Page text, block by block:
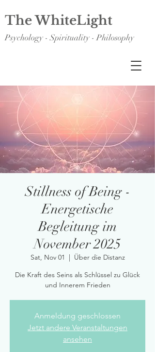
The WhiteLight
Psychology - Spirituality - Philosophy
Stillness of Being -
Energetische
Begleitung im
November 2025
Sat, Nov 01
  |
Über die Distanz
Die Kraft des Seins als Schlüssel zu Glück
und Innerem Frieden
Anmeldung geschlossen
Jetzt andere Veranstaltungen
ansehen